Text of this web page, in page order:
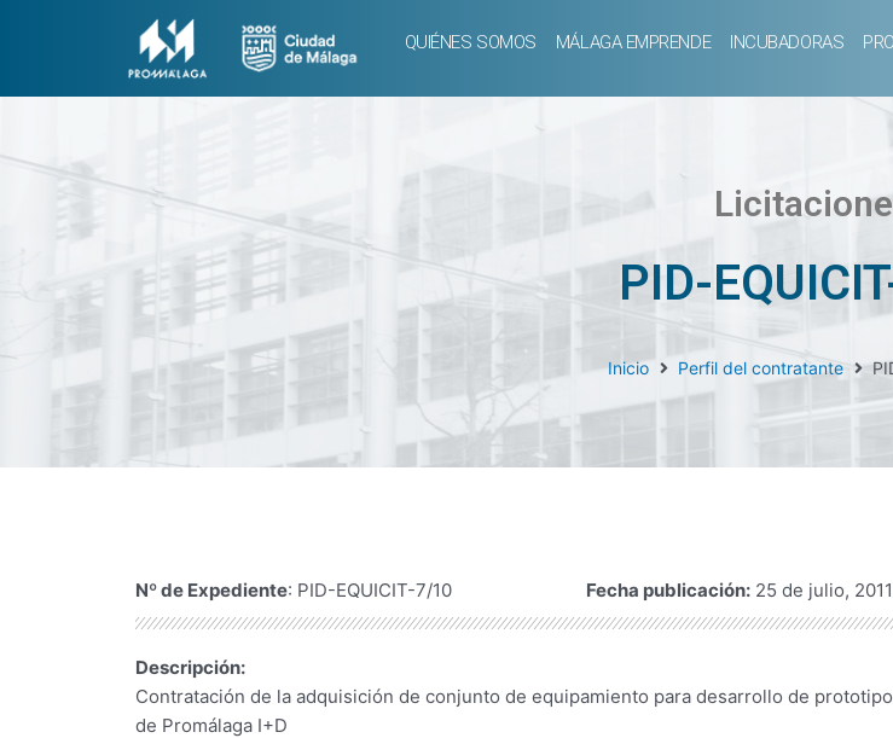
QUIÉNES SOMOS MÁLAGA EMPRENDE INCUBADORAS
PID-
Inicio Perfil del contratante
Nº de Expediente: PID-EQUICIT-7/10 Fecha publicación: 25 de julio, 2011
Descripción:
Contratación de la adquisición de conjunto de equipamiento para desarrollo de
de Promálaga I+D